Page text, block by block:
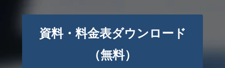
資料・料金表ダウンロード
（無料）